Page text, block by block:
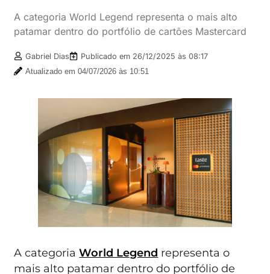
A categoria World Legend representa o mais alto
patamar dentro do portfólio de cartões Mastercard
Gabriel Dias Publicado em 26/12/2025 às 08:17
Atualizado em 04/07/2026 às 10:51
A categoriaWorld Legend representa o
mais alto patamar dentro do portfólio de